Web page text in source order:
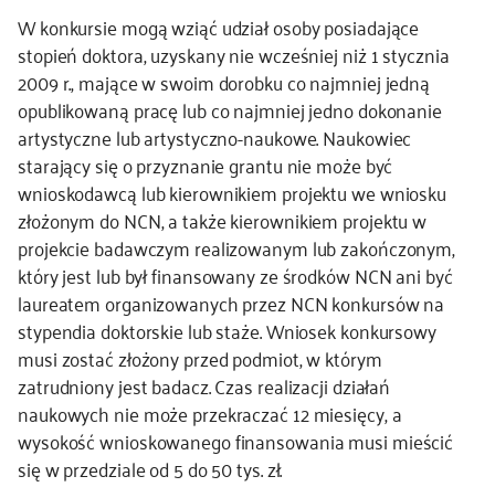
W konkursie mogą wziąć udział osoby posiadające
stopień doktora, uzyskany nie wcześniej niż 1 stycznia
2009 r., mające w swoim dorobku co najmniej jedną
opublikowaną pracę lub co najmniej jedno dokonanie
artystyczne lub artystyczno-naukowe. Naukowiec
starający się o przyznanie grantu nie może być
wnioskodawcą lub kierownikiem projektu we wniosku
złożonym do NCN, a także kierownikiem projektu w
projekcie badawczym realizowanym lub zakończonym,
który jest lub był finansowany ze środków NCN ani być
laureatem organizowanych przez NCN konkursów na
stypendia doktorskie lub staże. Wniosek konkursowy
musi zostać złożony przed podmiot, w którym
zatrudniony jest badacz. Czas realizacji działań
naukowych nie może przekraczać 12 miesięcy, a
wysokość wnioskowanego finansowania musi mieścić
się w przedziale od 5 do 50 tys. zł.